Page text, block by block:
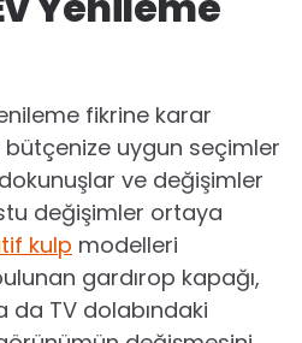
fikrine karar
uygun seçimler
ve değişimler
değişimler ortaya
kulp modelleri
gardırop kapağı,
da TV dolabındaki